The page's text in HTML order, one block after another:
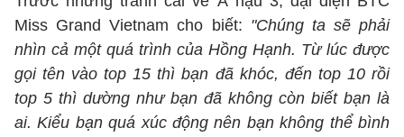
Miss Grand Vietnam cho biết: "Chúng ta sẽ phải
nhìn cả một quá trình của Hồng Hạnh. Từ lúc được
gọi tên vào top 15 thì bạn đã khóc, đến top 10 rồi
top 5 thì dường như bạn đã không còn biết bạn là
ai. Kiểu bạn quá xúc động nên bạn không thể bình